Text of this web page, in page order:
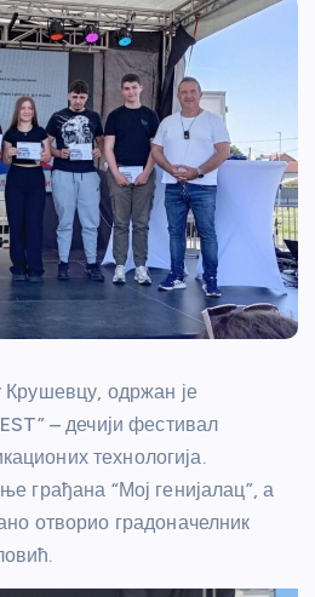
одржан је
– дечији фестивал
технологија.
грађана “Мој генијалац”, а
отворио градоначелник